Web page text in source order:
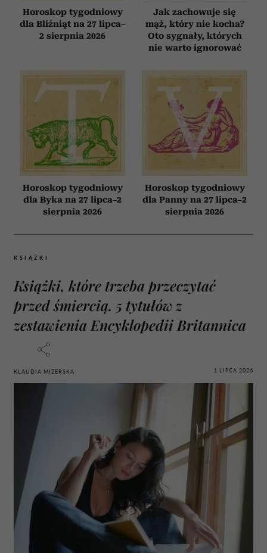
Horoskop tygodniowy
dla Bliźniąt na 27 lipca–
2 sierpnia 2026
Jak zachowuje się
mąż, który nie kocha?
Oto sygnały, których
nie warto ignorować
Horoskop tygodniowy
dla Byka na 27 lipca–2
sierpnia 2026
Horoskop tygodniowy
dla Panny na 27 lipca–2
sierpnia 2026
KSIĄŻKI
Książki, które trzeba przeczytać
przed śmiercią. 5 tytułów z
zestawienia Encyklopedii Britannica
KLAUDIA MIZERSKA 1 LIPCA 2026